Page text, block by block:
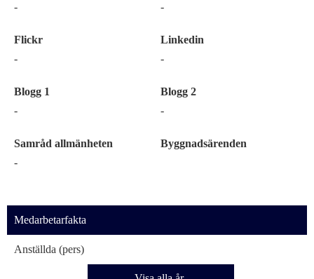
-
-
Flickr
-
Linkedin
-
Blogg 1
-
Blogg 2
-
Samråd allmänheten
-
Byggnadsärenden
Medarbetarfakta
Anställda (pers)